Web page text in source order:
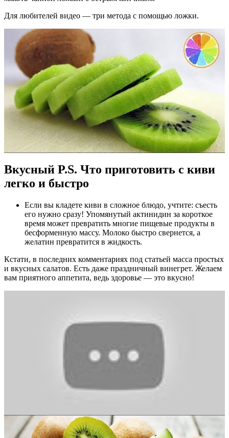
Для любителей видео — три метода с помощью ложки.
Вкусный P.S. Что приготовить с киви
легко и быстро
Если вы кладете киви в сложное блюдо, учтите: съесть
его нужно сразу! Упомянутый актинидин за короткое
время может превратить многие пищевые продукты в
бесформенную массу. Молоко быстро свернется, а
желатин превратится в жидкость.
Кстати, в последних комментариях под статьей масса простых
и вкусных салатов. Есть даже праздничный винегрет. Желаем
вам приятного аппетита, ведь здоровье — это вкусно!